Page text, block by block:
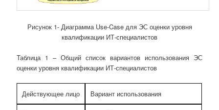
Рисунок 1- Диаграмма Use-Case для ЭС оценки уровня
квалификации ИТ-специалистов
Таблица 1 – Общий список вариантов использования ЭС
оценки уровня квалификации ИТ-специалистов
Действующее лицо Вариант использования